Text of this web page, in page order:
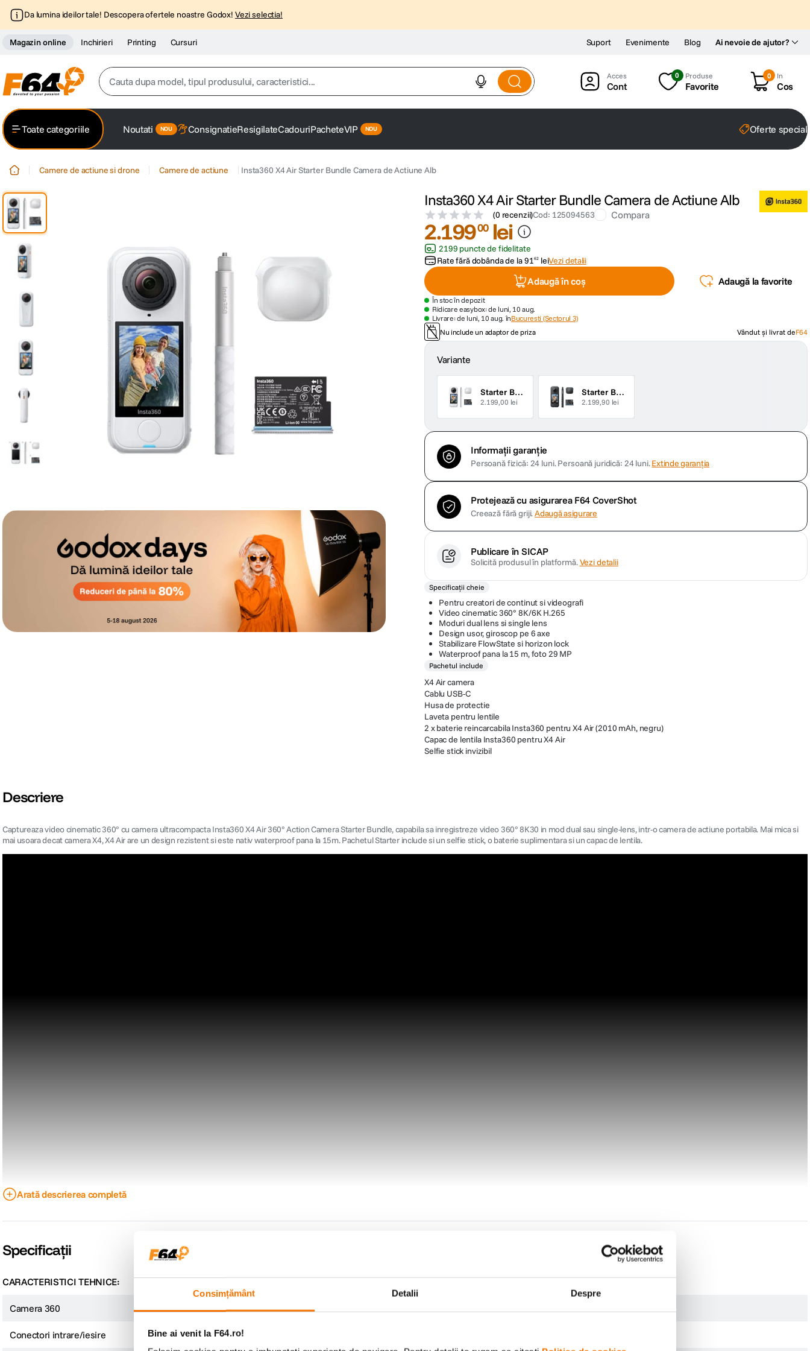
Consimțământ Detalii Despre
Bine ai venit la F64.ro!
Da lumina ideilor tale! Descopera ofertele noastre Godox! Vezi selectia!
Magazin online Inchirieri Printing Cursuri Ai nevoie de ajutor?
Suport Evenimente Blog
Cauta dupa model, tipul produsului, caracteristici...
2. trepied
canon sx740 hs
6. lavaliera
7. sony fx
8. card memorie
9. dji mic mini
10. dji osmo
Cont
0 Produse
Favorite
0 In
Cos
Toate categoriile Noutati ConsignatieResigilateCadouriPacheteVIP Oferte
Camere de actiune si drone Camere de actiune Insta360 X4 Air Starter Bundle Camera de Actiune Alb
Insta360 X4 Air Starter Bundle Camera de Actiune Alb
(0 recenzii)Cod: 125094563 Compara
2.19900 lei
2199 puncte de fidelitate
Rate fără dobânda de la9162 leiVezi detalii
Adaugă în coș Adaugă la favorite
În stoc în depozit
Ridicare easybox: de luni, 10 aug.
Livrare: de luni, 10 aug. înBucuresti (Sectorul 3)
Nu include un adaptor de priza
Vândut și livrat deF64
Variante
Starter Bundle Alb
2.199,00 lei
Starter Bundle Negru
2.199,90 lei
Informații garanție
Persoană fizică: 24 luni.Persoană juridică: 24 luni.Extinde garanția
Protejează cu asigurarea F64 CoverShot
Creează fără griji.Adaugă asigurare
Publicare în SICAP
Solicită produsul în platformă.Vezi detalii
Specificații cheie
Pentru creatori de continut si videografi
Video cinematic 360° 8K/6K H.265
Moduri dual lens si single lens
Design usor, giroscop pe 6 axe
Stabilizare FlowState si horizon lock
Waterproof pana la 15 m, foto 29 MP
Pachetul include
X4 Air camera
Cablu USB-C
Husa de protectie
Laveta pentru lentile
2 x baterie reincarcabila Insta360 pentru X4 Air (2010 mAh, negru)
Capac de lentila Insta360 pentru X4 Air
Selfie stick invizibil
Descriere
Captureaza video cinematic 360° cu camera ultracompacta Insta360 X4 Air 360° Action Camera Starter Bundle, capabila sa inregistreze video 360° 8K30 in mod dual sau single-lens, intr-o camera de actiune portabila. Mai mica si
mai usoara decat camera X4, X4 Air are un design rezistent si este nativ waterproof pana la 15m. Pachetul Starter include si un selfie stick, o baterie suplimentara si un capac de lentila.
Arată descrierea completă
Specificații
CARACTERISTICI TEHNICE:
Camera 360 Da
Conectori intrare/iesire USB-C 3.0